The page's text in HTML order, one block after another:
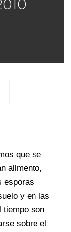
que se
alimento,
esporas
y en las
tiempo son
sobre el